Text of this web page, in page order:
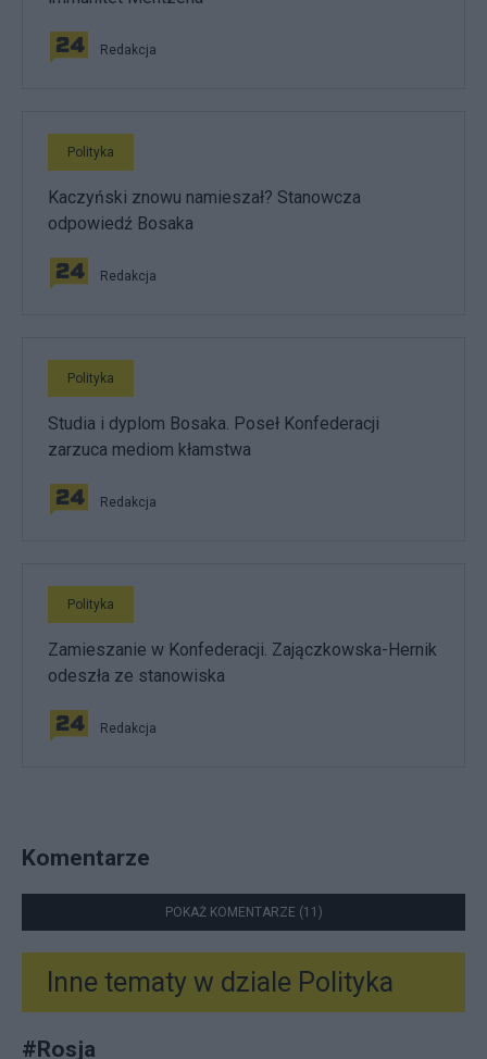
Redakcja
Polityka
Kaczyński znowu namieszał? Stanowcza
odpowiedź Bosaka
Redakcja
Polityka
Studia i dyplom Bosaka. Poseł Konfederacji
zarzuca mediom kłamstwa
Redakcja
Polityka
Zamieszanie w Konfederacji. Zajączkowska-Hernik
odeszła ze stanowiska
Redakcja
Komentarze
POKAŻ KOMENTARZE (11)
Inne tematy w dziale Polityka
#Rosja